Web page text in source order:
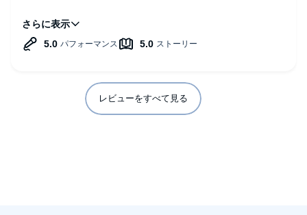
宮城弁うますぎるべ…面白がったなや…！
ぜひ、読んでみてけろ。
レビューをすべて見る